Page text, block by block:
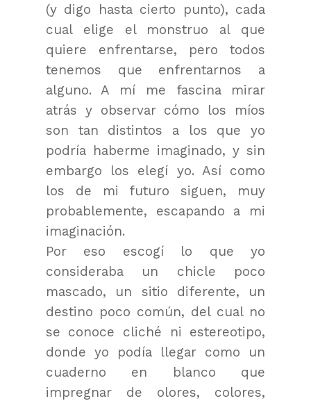
(y digo hasta cierto punto), cada
cual elige el monstruo al que
quiere enfrentarse, pero todos
tenemos que enfrentarnos a
alguno. A mí me fascina mirar
atrás y observar cómo los míos
son tan distintos a los que yo
podría haberme imaginado, y sin
embargo los elegí yo. Así como
los de mi futuro siguen, muy
probablemente, escapando a mi
imaginación.
Por eso escogí lo que yo
consideraba un chicle poco
mascado, un sitio diferente, un
destino poco común, del cual no
se conoce cliché ni estereotipo,
donde yo podía llegar como un
cuaderno en blanco que
impregnar de olores, colores,